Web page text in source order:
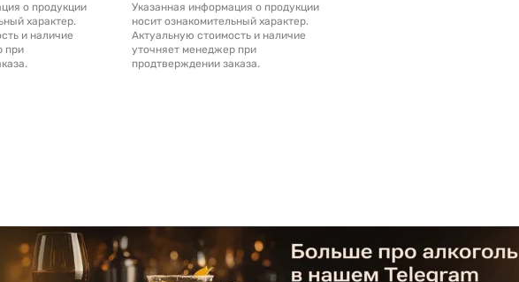
о продукции
характер.
и наличие
при
Указанная информация о продукции
носит ознакомительный характер.
Актуальную стоимость и наличие
уточняет менеджер при
продтверждении заказа.